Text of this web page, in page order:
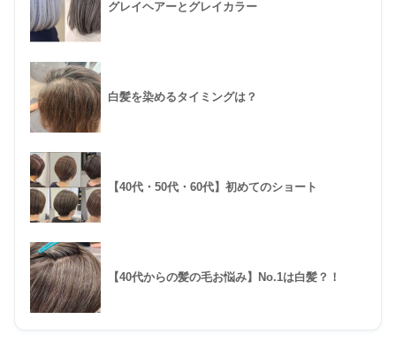
グレイヘアーとグレイカラー
白髪を染めるタイミングは？
【40代・50代・60代】初めてのショート
【40代からの髪の毛お悩み】No.1は白髪？！